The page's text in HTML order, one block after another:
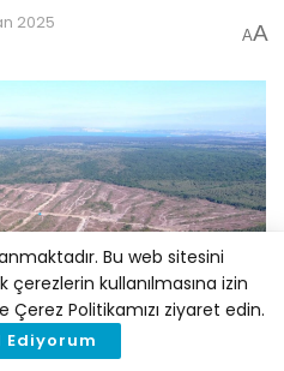
2025
AA
Bu web sitesini
kullanılmasına izin
Politikamızı ziyaret edin.
Ediyorum